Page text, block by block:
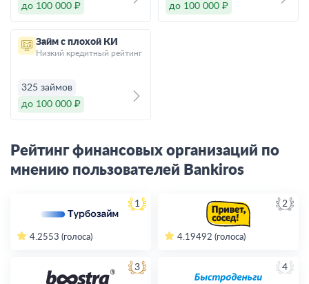
до 100 000 ₽
до 100 000 ₽
Займ с плохой КИ
Низкий кредитный рейтинг
325 займов
до 100 000 ₽
Рейтинг финансовых организаций по
мнению пользователей Bankiros
1
4.2553 (голоса)
2
4.19492 (голоса)
3 4